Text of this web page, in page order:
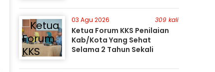
03 Agu 2026 309 kali
Ketua Forum KKS Penilaian
Kab/Kota Yang Sehat
Selama 2 Tahun Sekali